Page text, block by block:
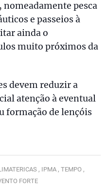
pesca
e passeios à
ainda o
muito próximos da
devem reduzir a
atenção à eventual
formação de lençóis
, IPMA , TEMPO ,
FORTE